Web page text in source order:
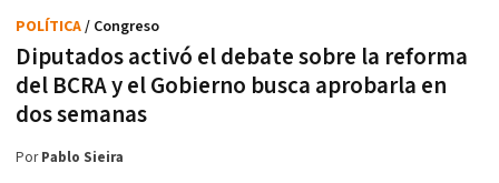
Diputados activó el debate sobre la reforma
del BCRA y el Gobierno busca aprobarla en
dos semanas
POLÍTICA/ Congreso
PorPablo Sieira